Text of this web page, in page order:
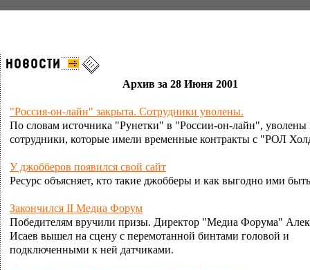
Архив за 28 Июня 2001
"Россия-он-лайн" закрыта. Сотрудники уволены.
По словам источника "Рунетки" в "России-он-лайн", уволены
сотрудники, которые имели временные контракты с "РОЛ
У джобберов появился свой сайт
Ресурс объясняет, кто такие джобберы и как выгодно ими
Закончился II Медиа Форум
Победителям вручили призы. Директор "Медиа Форума"
Исаев вышел на сцену с перемотанной бинтами головой и
подключенными к ней датчиками.